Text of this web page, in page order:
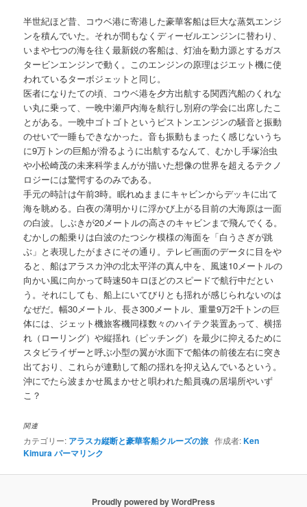
半世紀ほど昔、コウベ港に寄港した豪華客船は巨大な蒸気エンジ
ンを積んでいた。それが間もなくディーゼルエンジンに替わり、
いまや七つの海を往く最新鋭の客船は、灯油を動力源とするガス
タービンエンジンで動く。このエンジンの原理はジエット機に使
われているターボジェットと同じ。
医者になりたての頃、コウベ港を夕方出航する関西汽船のくれな
い丸に乗って、一晩中瀬戸内海を航行し別府の学会に出席したこ
とがある。一晩中ゴトゴトというピストンエンジンの騒音と振動
のせいで一睡もできなかった。音も振動もまったく感じないうち
に9万トンの巨船が滑るように出航するなんて、むかし手塚治虫
や小松崎茂の未来科学まんがが描いた想像の世界を超えるテクノ
ロジーには驚愕するのみである。
手元の時計は午前3時。眠れぬままにキャビンからデッキに出て
海を眺める。白夜の薄明かりに浮かび上がる目前の大海原は一面
の白波。しぶきが20メートルの高さのキャビンまで飛んでくる。
むかしの船乗りは白波のたつシケ模様の海面を「白うさぎが跳
ぶ」と表現したがまさにその通り。テレビ画面のデータに目をや
ると、船はアラスカ沖の北太平洋の真ん中を、風速10メートルの
向かい風に向かって時速50キロほどのスピードで航行中だとい
う。それにしても、船上にいてびりとも揺れが感じられないのは
なぜだ。幅30メートル、長さ300メートル、重量9万2千トンの巨
体には、ジェット機旅客機同様数々のハイテク装置あって、横揺
れ（ローリング）や縦揺れ（ピッチング）を最少に抑えるために
スタビライザーと呼ぶ小型の翼が水面下で船体の前後左右に突き
出ており、これらが連動して船の揺れを抑え込んでいるという。
沖にでたら波まかせ風まかせと唄われた船員魂の居場所やいず
こ？
関連
カテゴリー: アラスカ縦断と豪華客船クルーズの旅 作成者:Ken
Kimuraパーマリンク
Proudly powered by WordPress